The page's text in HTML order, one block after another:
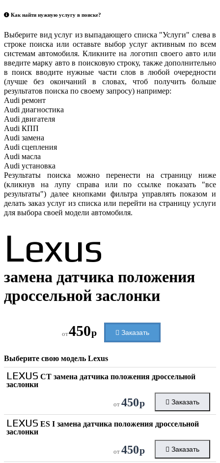
Как найти нужную услугу в поиске?
Выберите вид услуг из выпадающего списка "Услуги" слева в
строке поиска или оставьте выбор услуг активным по всем
системам автомобиля. Кликните на логотип своего авто или
введите марку авто в поисковую строку, также дополнительно
в поиск вводите нужные части слов в любой очередности
(лучше без окончаний в словах, чтоб получить больше
результатов поиска по своему запросу) например:
Audi ремонт
Audi диагностика
Audi двигателя
Audi КПП
Audi замена
Audi сцепления
Audi масла
Audi установка
Результаты поиска можно перенести на страницу ниже
(кликнув на лупу справа или по ссылке показать "все
результаты") далее кнопками фильтра управлять показом и
делать заказ услуг из списка или перейти на страницу услуги
для выбора своей модели автомобиля.
Lexus
замена датчика положения
дроссельной заслонки
от450р Заказать
Выберите свою модель Lexus
LEXUS CT замена датчика положения дроссельной
заслонки
от 450р Заказать
LEXUS ES I замена датчика положения дроссельной
заслонки
от 450р Заказать